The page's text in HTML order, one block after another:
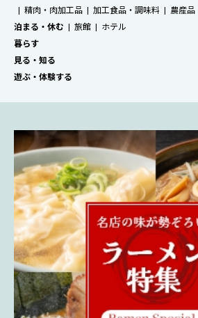
精肉・肉加工品
加工食品・調味料 農産品
泊まる・休む
旅館
ホテル
暮らす
見る・知る
遊ぶ・体験する